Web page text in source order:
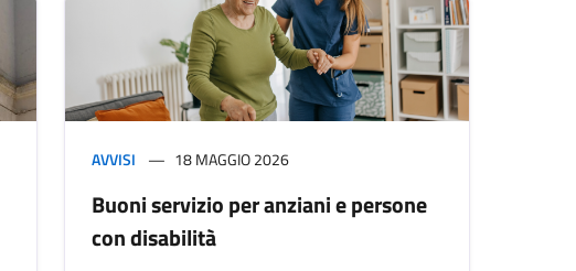
AVVISI 18 MAGGIO 2026
Buoni servizio per anziani e persone
con disabilità